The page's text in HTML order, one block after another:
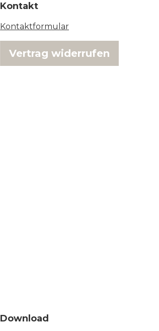
Kontakt
Kontaktformular
Vertrag widerrufen
Download